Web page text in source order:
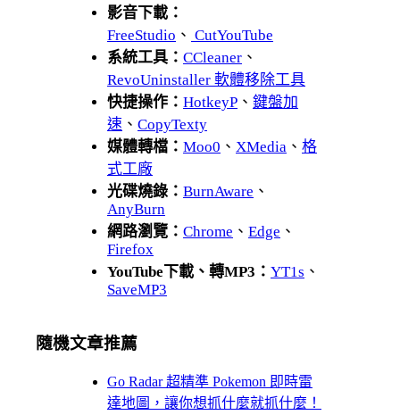
影音下載：
FreeStudio 、 CutYouTube
系統工具： CCleaner 、
RevoUninstaller 軟體移除工具
快捷操作： HotkeyP 、 鍵盤加
速 、 CopyTexty
媒體轉檔： Moo0 、 XMedia 、 格
式工廠
光碟燒錄： BurnAware 、
AnyBurn
網路瀏覽： Chrome 、 Edge 、
Firefox
YouTube下載、轉MP3： YT1s 、
SaveMP3
隨機文章推薦
Go Radar 超精準 Pokemon 即時雷
達地圖，讓你想抓什麼就抓什麼！